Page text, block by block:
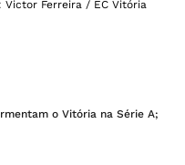
Victor Ferreira / EC Vitória
o Vitória na Série A;